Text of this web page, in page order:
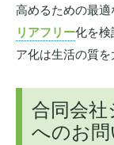
高めるための最
リアフリー化を
ア化は生活の質を
合同会
へのお